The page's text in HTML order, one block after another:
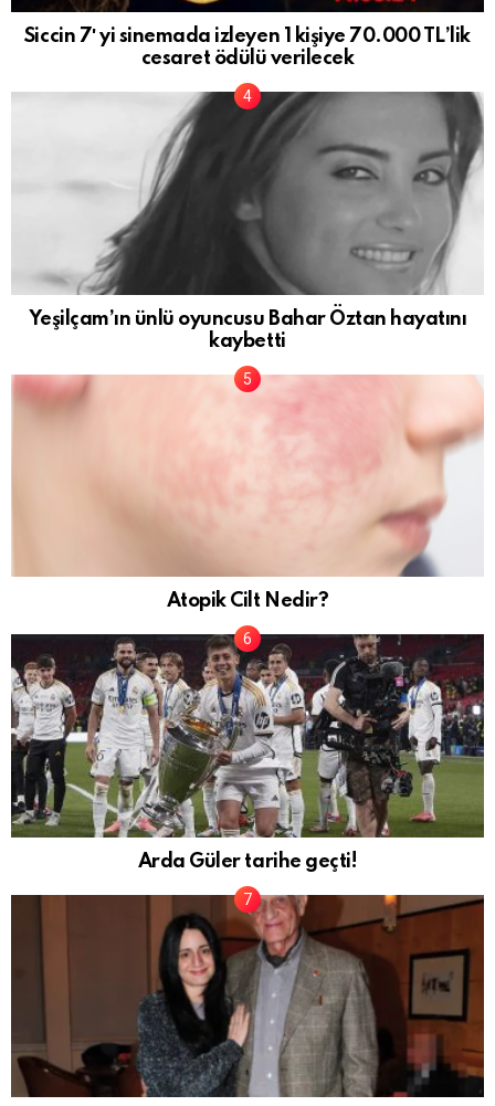
Siccin 7′ yi sinemada izleyen 1 kişiye 70.000 TL’lik
cesaret ödülü verilecek
Yeşilçam’ın ünlü oyuncusu Bahar Öztan hayatını
kaybetti
Atopik Cilt Nedir?
Arda Güler tarihe geçti!